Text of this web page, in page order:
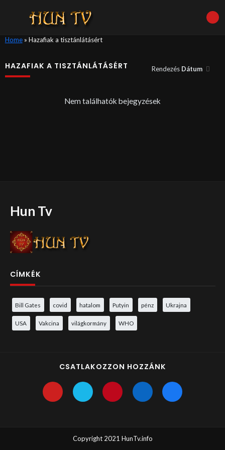
Home» Hazafiak a tisztánlátásért
HAZAFIAK A TISZTÁNLÁTÁSÉRT Rendezés Dátum
Nem találhatók bejegyzések
Hun Tv
CÍMKÉK
Bill Gates covid hatalom Putyin pénz Ukrajna
USA Vakcina világkormány WHO
CSATLAKOZZON HOZZÁNK
Copyright 2021 HunTv.info